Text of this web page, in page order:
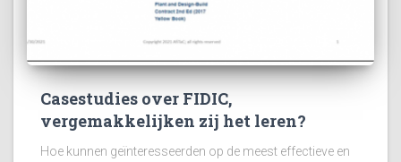
Casestudies over FIDIC,
vergemakkelijken zij het leren?
Hoe kunnen geïnteresseerden op de meest effectieve en